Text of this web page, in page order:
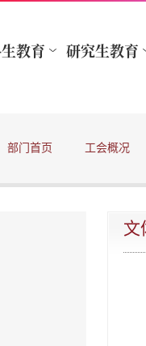
部门首页 工会概况
文